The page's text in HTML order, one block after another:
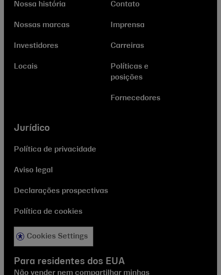
Nossa história
Nossas marcas
Investidores
Locais
Contato
Imprensa
Carreiras
Políticas e
posições
Fornecedores
Jurídico
Política de privacidade
Aviso legal
Declarações prospectivas
Política de cookies
Cookies Settings
Para residentes dos EUA
Não vender nem compartilhar minhas